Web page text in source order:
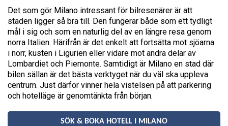
Det som gör Milano intressant för bilresenärer är att
staden ligger så bra till. Den fungerar både som ett tydligt
mål i sig och som en naturlig del av en längre resa genom
norra Italien. Härifrån är det enkelt att fortsätta mot sjöarna
i norr, kusten i Ligurien eller vidare mot andra delar av
Lombardiet och Piemonte. Samtidigt är Milano en stad där
bilen sällan är det bästa verktyget när du väl ska uppleva
centrum. Just därför vinner hela vistelsen på att parkering
och hotelläge är genomtänkta från början.
SÖK & BOKA HOTELL I MILANO